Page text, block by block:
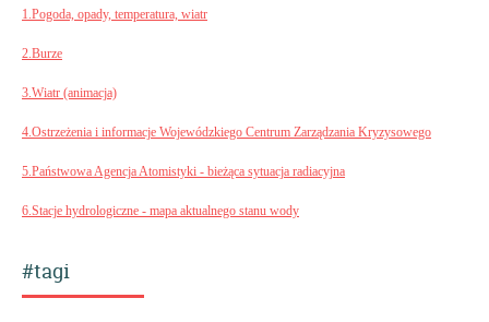
1.Pogoda, opady, temperatura, wiatr
2.Burze
3.Wiatr (animacja)
4.Ostrzeżenia i informacje Wojewódzkiego Centrum Zarządzania Kryzysowego
5.Państwowa Agencja Atomistyki - bieżąca sytuacja radiacyjna
6.Stacje hydrologiczne - mapa aktualnego stanu wody
#tagi